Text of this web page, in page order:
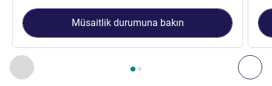
Önceki - Oda
Sayfa , Oda 1 : Triple room with a double bed and a
Müsaitlik durumuna bakın